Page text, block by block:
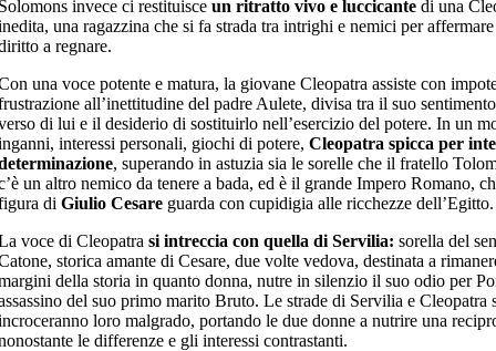
invece ci restituisce un ritratto vivo e luccicante di una
una ragazzina che si fa strada tra intrighi e nemici per
a regnare.
una voce potente e matura, la giovane Cleopatra assiste con
all’inettitudine del padre Aulete, divisa tra il suo
di lui e il desiderio di sostituirlo nell’esercizio del potere. In un
interessi personali, giochi di potere, Cleopatra spicca per
, superando in astuzia sia le sorelle che il fratello
un altro nemico da tenere a bada, ed è il grande Impero Romano,
di Giulio Cesare guarda con cupidigia alle ricchezze dell’Egitto.
voce di Cleopatra si intreccia con quella di Servilia: sorella del
storica amante di Cesare, due volte vedova, destinata a
della storia in quanto donna, nutre in silenzio il suo odio per
del suo primo marito Bruto. Le strade di Servilia e Cleopatra
loro malgrado, portando le due donne a nutrire una
le differenze e gli interessi contrastanti.